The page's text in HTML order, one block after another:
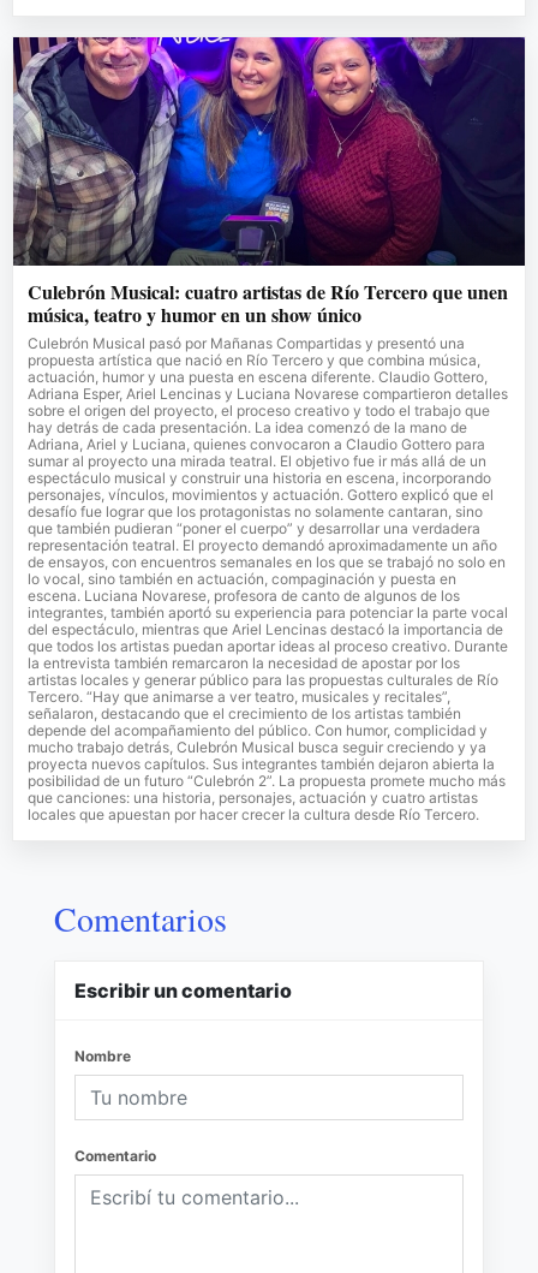
Culebrón Musical: cuatro artistas de Río Tercero que unen
música, teatro y humor en un show único
Culebrón Musical pasó por Mañanas Compartidas y presentó una
propuesta artística que nació en Río Tercero y que combina música,
actuación, humor y una puesta en escena diferente. Claudio Gottero,
Adriana Esper, Ariel Lencinas y Luciana Novarese compartieron detalles
sobre el origen del proyecto, el proceso creativo y todo el trabajo que
hay detrás de cada presentación. La idea comenzó de la mano de
Adriana, Ariel y Luciana, quienes convocaron a Claudio Gottero para
sumar al proyecto una mirada teatral. El objetivo fue ir más allá de un
espectáculo musical y construir una historia en escena, incorporando
personajes, vínculos, movimientos y actuación. Gottero explicó que el
desafío fue lograr que los protagonistas no solamente cantaran, sino
que también pudieran “poner el cuerpo” y desarrollar una verdadera
representación teatral. El proyecto demandó aproximadamente un año
de ensayos, con encuentros semanales en los que se trabajó no solo en
lo vocal, sino también en actuación, compaginación y puesta en
escena. Luciana Novarese, profesora de canto de algunos de los
integrantes, también aportó su experiencia para potenciar la parte vocal
del espectáculo, mientras que Ariel Lencinas destacó la importancia de
que todos los artistas puedan aportar ideas al proceso creativo. Durante
la entrevista también remarcaron la necesidad de apostar por los
artistas locales y generar público para las propuestas culturales de Río
Tercero. “Hay que animarse a ver teatro, musicales y recitales”,
señalaron, destacando que el crecimiento de los artistas también
depende del acompañamiento del público. Con humor, complicidad y
mucho trabajo detrás, Culebrón Musical busca seguir creciendo y ya
proyecta nuevos capítulos. Sus integrantes también dejaron abierta la
posibilidad de un futuro “Culebrón 2”. La propuesta promete mucho más
que canciones: una historia, personajes, actuación y cuatro artistas
locales que apuestan por hacer crecer la cultura desde Río Tercero.
Comentarios
Escribir un comentario
Nombre
Comentario